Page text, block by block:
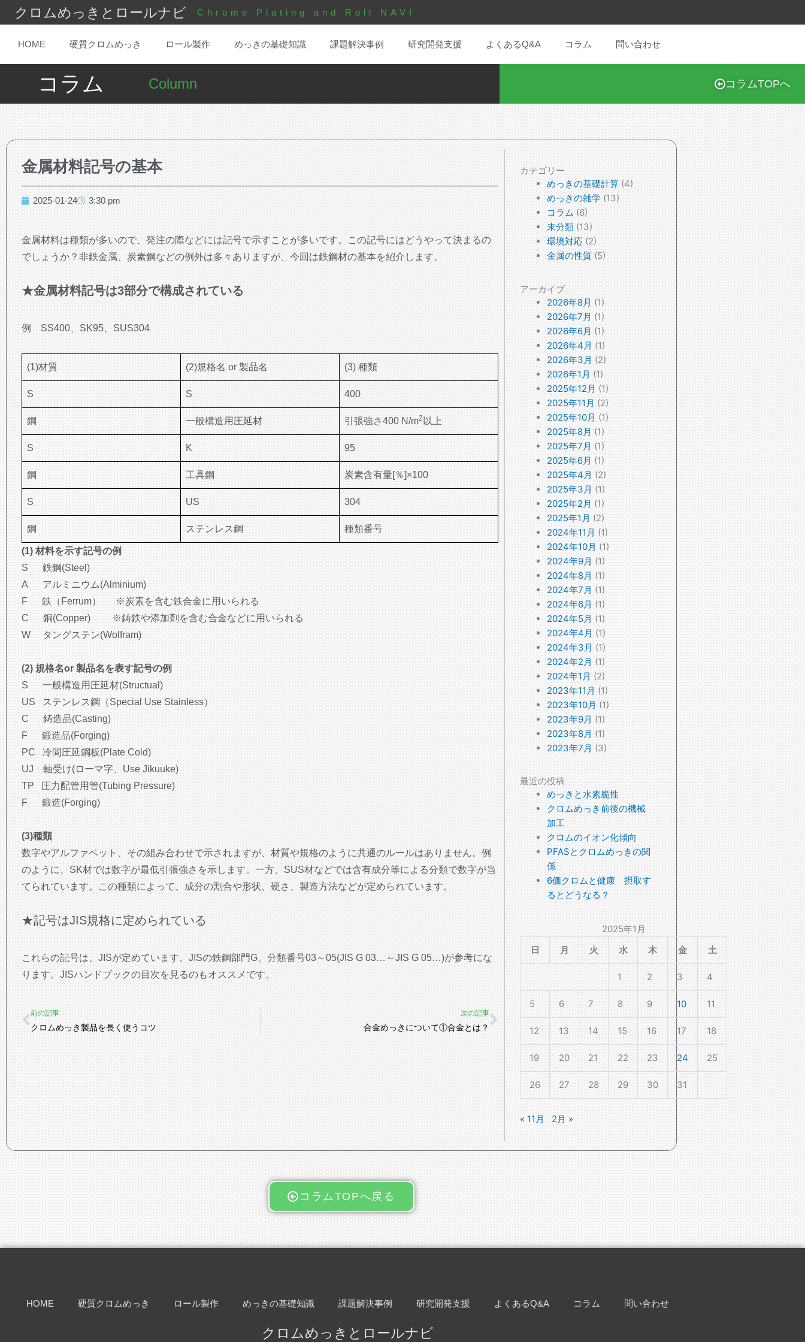
クロムめっきとロールナビ Chrome Plating and Roll NAVI
HOME 硬質クロムめっき ロール製作 めっきの基礎知識 課題解決事例 研究開発支援 よくあるQ&A コラム 問い合わせ
コラム Column コラムTOPへ
金属材料記号の基本
2025-01-24 3:30 pm
金属材料は種類が多いので、発注の際などには記号で示すことが多いです。この記号にはどうやって決まるの
でしょうか？非鉄金属、炭素鋼などの例外は多々ありますが、今回は鉄鋼材の基本を紹介します。
★金属材料記号は3部分で構成されている
例 SS400、SK95、SUS304
(1)材質 (2)規格名 or 製品名 (3) 種類
S S 400
鋼 一般構造用圧延材 引張強さ400 N/m2以上
S K 95
鋼 工具鋼 炭素含有量[％]×100
S US 304
鋼 ステンレス鋼 種類番号
(1) 材料を示す記号の例
S 鉄鋼(Steel)
A アルミニウム(Alminium)
F 鉄（Ferrum） ※炭素を含む鉄合金に用いられる
C 銅(Copper) ※鋳鉄や添加剤を含む合金などに用いられる
W タングステン(Wolfram)
(2) 規格名or 製品名を表す記号の例
S 一般構造用圧延材(Structual)
US ステンレス鋼（Special Use Stainless）
C 鋳造品(Casting)
F 鍛造品(Forging)
PC 冷間圧延鋼板(Plate Cold)
UJ 軸受け(ローマ字、Use Jikuuke)
TP 圧力配管用管(Tubing Pressure)
F 鍛造(Forging)
(3)種類
数字やアルファベット、その組み合わせで示されますが、材質や規格のように共通のルールはありません。例
のように、SK材では数字が最低引張強さを示します。一方、SUS材などでは含有成分等による分類で数字が当
てられています。この種類によって、成分の割合や形状、硬さ、製造方法などが定められています。
★記号はJIS規格に定められている
これらの記号は、JISが定めています。JISの鉄鋼部門G、分類番号03～05(JIS G 03…～JIS G 05…)が参考にな
ります。JISハンドブックの目次を見るのもオススメです。
Prev
前の記事
クロムめっき製品を長く使うコツ
次の記事
合金めっきについて①合金とは？
Next
カテゴリー
めっきの基礎計算(4)
めっきの雑学(13)
コラム(6)
未分類(13)
環境対応(2)
金属の性質(5)
アーカイブ
2026年8月(1)
2026年7月(1)
2026年6月(1)
2026年4月(1)
2026年3月(2)
2026年1月(1)
2025年12月(1)
2025年11月(2)
2025年10月(1)
2025年8月(1)
2025年7月(1)
2025年6月(1)
2025年4月(2)
2025年3月(1)
2025年2月(1)
2025年1月(2)
2024年11月(1)
2024年10月(1)
2024年9月(1)
2024年8月(1)
2024年7月(1)
2024年6月(1)
2024年5月(1)
2024年4月(1)
2024年3月(1)
2024年2月(1)
2024年1月(2)
2023年11月(1)
2023年10月(1)
2023年9月(1)
2023年8月(1)
2023年7月(3)
最近の投稿
めっきと水素脆性
クロムめっき前後の機械
加工
クロムのイオン化傾向
PFASとクロムめっきの関
係
6価クロムと健康 摂取す
るとどうなる？
2025年1月
日
月 火 水 木 金 土
1 2 3 4
5 6 7 8 9 10 11
12 13 14 15 16 17 18
19 20 21 22 23 24 25
26 27 28 29 30 31
« 11月 2月 »
コラムTOPへ戻る
HOME 硬質クロムめっき ロール製作 めっきの基礎知識 課題解決事例 研究開発支援 よくあるQ&A コラム 問い合わせ
クロムめっきとロールナビ